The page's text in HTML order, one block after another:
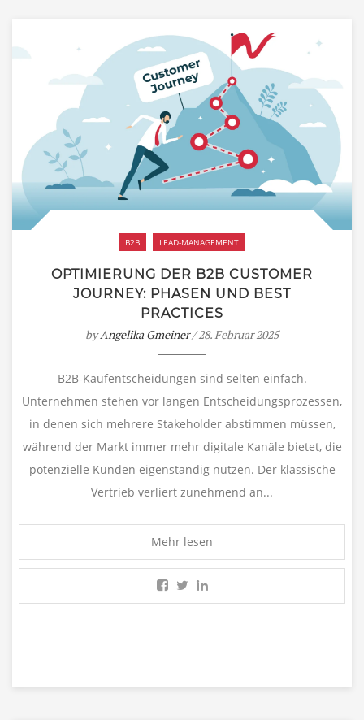
B2B LEAD-MANAGEMENT
OPTIMIERUNG DER B2B CUSTOMER
JOURNEY: PHASEN UND BEST
PRACTICES
byAngelika Gmeiner/ 28. Februar 2025
B2B-Kaufentscheidungen sind selten einfach.
Unternehmen stehen vor langen Entscheidungsprozessen,
in denen sich mehrere Stakeholder abstimmen müssen,
während der Markt immer mehr digitale Kanäle bietet, die
potenzielle Kunden eigenständig nutzen. Der klassische
Vertrieb verliert zunehmend an...
Mehr lesen